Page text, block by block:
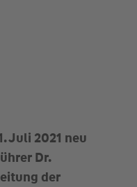
Juli 2021 neu
Dr.
der